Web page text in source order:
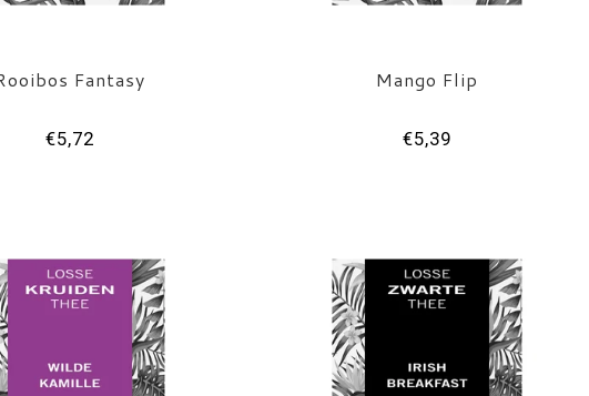
Fantasy
€5,72
Mango Flip
€5,39